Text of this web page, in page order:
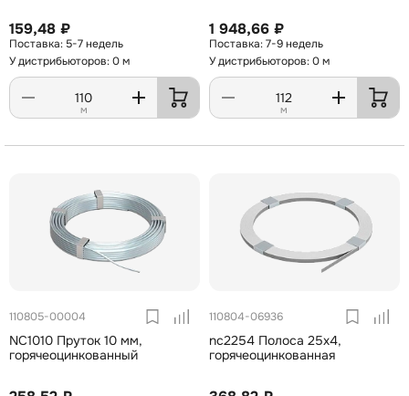
159,48 ₽
5-7 недель
У дистрибьюторов: 0 м
м
1 948,66 ₽
7-9 недель
У дистрибьюторов: 0 м
м
110805-00004
NC1010 Пруток 10 мм,
горячеоцинкованный
110804-06936
nc2254 Полоса 25х4,
горячеоцинкованная